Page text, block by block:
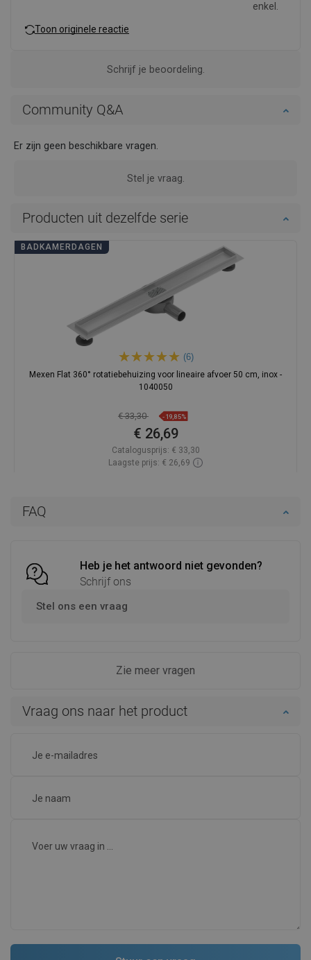
FAQ
Heb je het antwoord niet gevonden?
Schrijf ons
Stel ons een vraag
Zie meer vragen
enkel.
Toon originele reactie
Schrijf je beoordeling.
Community Q&A
Er zijn geen beschikbare vragen.
Stel je vraag.
Vraag ons naar het product
Producten uit dezelfde serie
BADKAMERDAGEN
(6)
Mexen Flat 360° rotatiebehuizing voor lineaire afvoer 50 cm, inox -
1040050
€ 33,30 -19,85%
€ 26,69
Catalogusprijs: € 33,30
Laagste prijs: € 26,69